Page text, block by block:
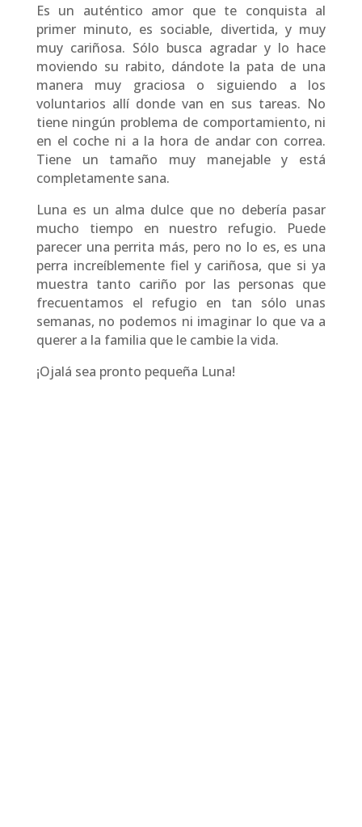
Es un auténtico amor que te conquista al
primer minuto, es sociable, divertida, y muy
muy cariñosa. Sólo busca agradar y lo hace
moviendo su rabito, dándote la pata de una
manera muy graciosa o siguiendo a los
voluntarios allí donde van en sus tareas. No
tiene ningún problema de comportamiento, ni
en el coche ni a la hora de andar con correa.
Tiene un tamaño muy manejable y está
completamente sana.
Luna es un alma dulce que no debería pasar
mucho tiempo en nuestro refugio. Puede
parecer una perrita más, pero no lo es, es una
perra increíblemente fiel y cariñosa, que si ya
muestra tanto cariño por las personas que
frecuentamos el refugio en tan sólo unas
semanas, no podemos ni imaginar lo que va a
querer a la familia que le cambie la vida.
¡Ojalá sea pronto pequeña Luna!